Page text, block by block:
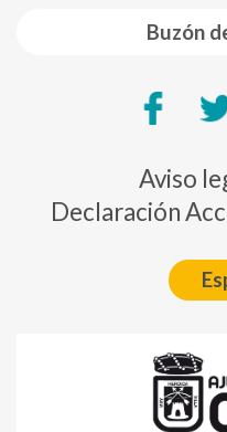
Buzón
Aviso
Declaración